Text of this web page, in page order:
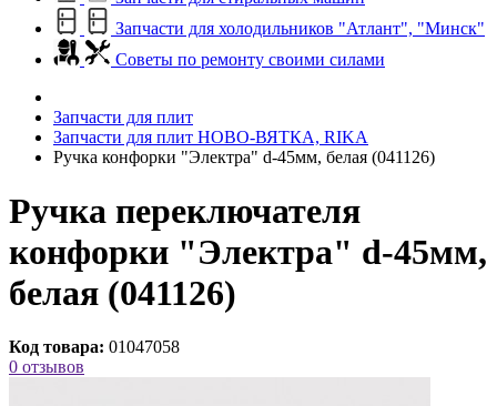
Запчасти для холодильников "Атлант", "Минск"
Советы по ремонту своими силами
Запчасти для плит
Запчасти для плит НОВО-ВЯТКА, RIKA
Ручка конфорки "Электра" d-45мм, белая (041126)
Ручка переключателя
конфорки "Электра" d-45мм,
белая (041126)
Код товара: 01047058
0 отзывов